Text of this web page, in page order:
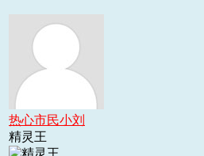
热心市民小刘
精灵王